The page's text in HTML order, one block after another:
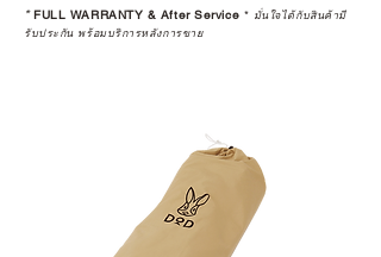
*FULL WARRANTY & After Service * มั่นใจได้กับสินค้ามี
รับประกัน พร้อมบริการหลังการขาย